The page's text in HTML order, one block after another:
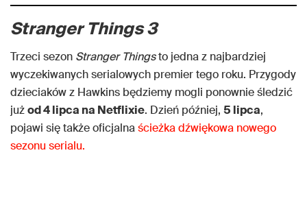
Stranger Things 3
Trzeci sezon Stranger Thingsto jedna z najbardziej
wyczekiwanych serialowych premier tego roku. Przygody
dzieciaków z Hawkins będziemy mogli ponownie śledzić
jużod 4 lipca na Netflixie. Dzień później, 5 lipca,
pojawi się także oficjalnaścieżka dźwiękowa nowego
sezonu serialu.